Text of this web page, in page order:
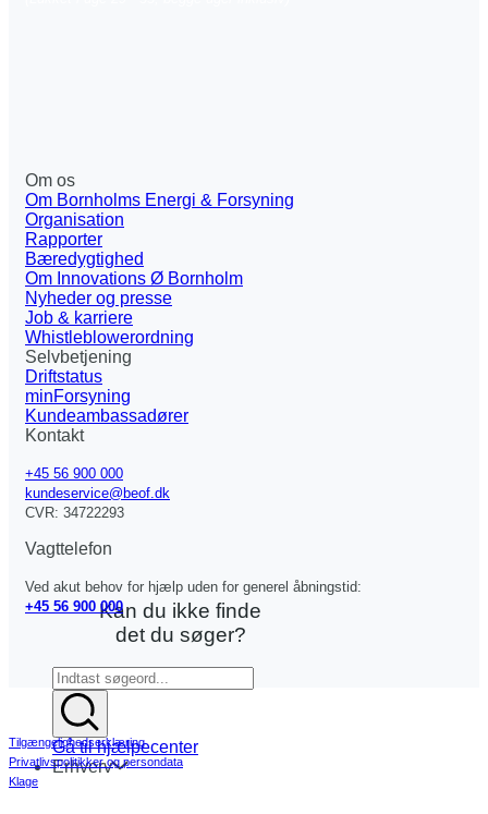
Kan du ikke finde
det du søger?
Gå til hjælpecenter
Erhverv
Om os
Om Bornholms Energi & Forsyning
Organisation
Rapporter
Bæredygtighed
Om Innovations Ø Bornholm
Nyheder og presse
Job & karriere
Whistleblowerordning
Selvbetjening
Driftstatus
minForsyning
Kundeambassadører
Kontakt
+45 56 900 000
kundeservice@beof.dk
CVR: 34722293
Vagttelefon
Ved akut behov for hjælp uden for generel åbningstid:
+45 56 900 000
Tilgængelighedserklæring
Privatlivspolitikker og persondata
Klage